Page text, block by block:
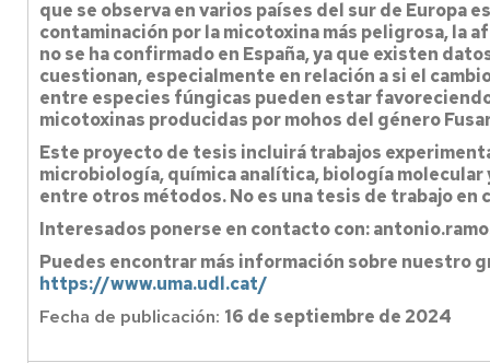
que se observa en varios países del sur de Europa
contaminación por la micotoxina más peligrosa, la
no se ha confirmado en España, ya que existen
cuestionan, especialmente en relación a si el
entre especies fúngicas pueden estar
micotoxinas producidas por mohos del género
Este proyecto de tesis incluirá trabajos
microbiología, química analítica, biología
entre otros métodos. No es una tesis de trabajo en
Interesados ponerse en contacto con:
Puedes encontrar más información sobre nuestro
https://www.uma.udl.cat/
Fecha de publicación: 16 de septiembre de 2024